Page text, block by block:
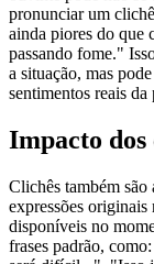
pronunciar um
ainda piores do que
passando fome."
a situação, mas
sentimentos reais da
Impacto dos
Clichês também
expressões originais
disponíveis no
frases padrão,